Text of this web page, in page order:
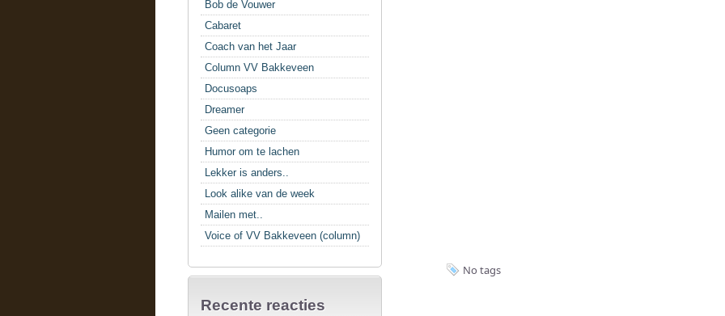
Bob de Vouwer
Cabaret
Coach van het Jaar
Column VV Bakkeveen
Docusoaps
Dreamer
Geen categorie
Humor om te lachen
Lekker is anders..
Look alike van de week
Mailen met..
Voice of VV Bakkeveen (column)
Recente reacties
No tags